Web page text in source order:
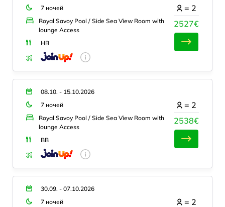
7 ночей
Royal Savoy Pool / Side Sea View Room with
lounge Access
HB
2527€
= 2
08.10. - 15.10.2026
7 ночей
Royal Savoy Pool / Side Sea View Room with
lounge Access
BB
2538€
= 2
30.09. - 07.10.2026
7 ночей
= 2